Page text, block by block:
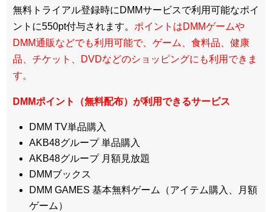
無料トライアル登録時にDMMサービスで利用可能なポイ
ントに550pt付与されます。 ポイントはDMMゲームや
DMM通販などでも利用可能で、ゲーム、食料品、健康
品、チケット、DVDなどのショッピングにも利用できま
す。
DMMポイント（無料配布）が利用できるサービス
DMM TV単品購入
AKB48グループ 単品購入
AKB48グループ 月額見放題
DMMブックス
DMM GAMES 基本無料ゲーム（アイテム購入、月額
ゲーム）